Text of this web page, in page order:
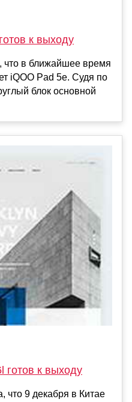
к выходу
что в ближайшее время
iQOO Pad 5e. Судя по
блок основной
к выходу
что 9 декабря в Китае